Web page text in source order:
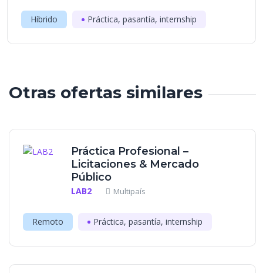
Híbrido Práctica, pasantía, internship
Otras ofertas similares
Práctica Profesional –
Licitaciones & Mercado
Público
LAB2 Multipaís
Remoto Práctica, pasantía, internship